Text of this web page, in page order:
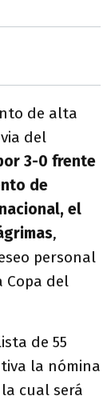
de alta
del
3-0 frente
de
el
,
personal
del
de 55
la nómina
cual será